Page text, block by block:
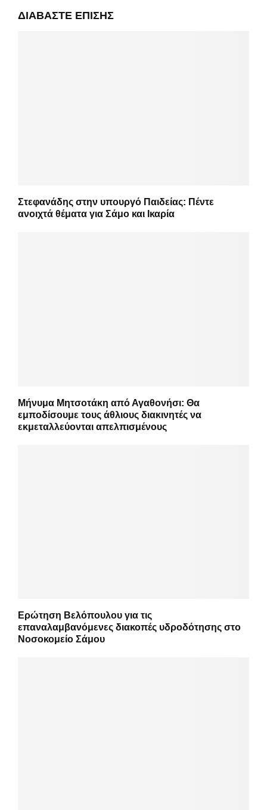
ΔΙΑΒΆΣΤΕ ΕΠΊΣΗΣ
Στεφανάδης στην υπουργό Παιδείας: Πέντε
ανοιχτά θέματα για Σάμο και Ικαρία
Μήνυμα Μητσοτάκη από Αγαθονήσι: Θα
εμποδίσουμε τους άθλιους διακινητές να
εκμεταλλεύονται απελπισμένους
Ερώτηση Βελόπουλου για τις
επαναλαμβανόμενες διακοπές υδροδότησης στο
Νοσοκομείο Σάμου